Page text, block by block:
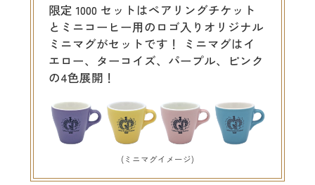
限定 1000 セットはペアリングチケット
とミニコーヒー用のロゴ入りオリジナル
ミニマグがセットです！ ミニマグはイ
エロー、ターコイズ、パープル、ピンク
の4色展開！
(ミニマグイメージ)